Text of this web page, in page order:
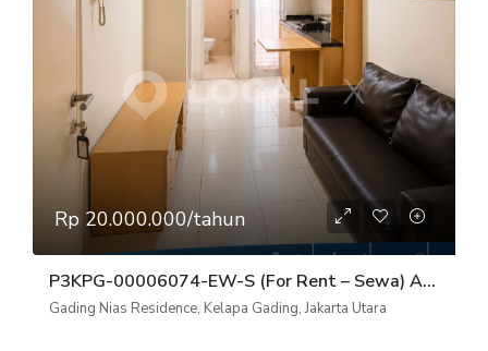
Rp 20.000.000/tahun
P3KPG-00006074-EW-S (For Rent – Sewa) Apartemen Gading Nias Residence Tower Emerald Lt.20 Kelapa Gading, Jakarta Utara
Gading Nias Residence, Kelapa Gading, Jakarta Utara